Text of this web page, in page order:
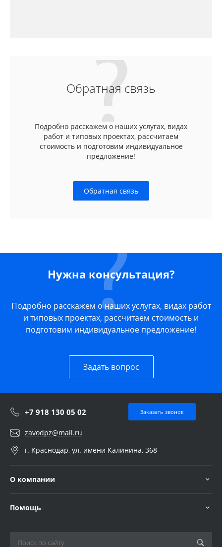
Обратная связь
Подробно расскажем о наших услугах, видах
работ и типовых проектах, рассчитаем
стоимость и подготовим индивидуальное
предложение!
Обратная связь
Нужна консультация?
Подробно расскажем о наших услугах, видах работ
и типовых проектах, рассчитаем стоимость и
подготовим индивидуальное предложение!
Задать вопрос
+7 918 130 05 02 Заказать звонок
zavodpz@mail.ru
г. Краснодар, ул. имени Калинина, 368
О компании
Помощь